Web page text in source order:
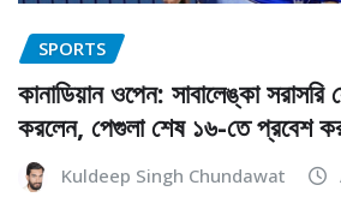
SPORTS
কানাডিয়ান ওপেন: সাবালেঙ্কা সরাসরি
করলেন, পেগুলা শেষ ১৬-তে প্রবেশ
Kuldeep Singh Chundawat